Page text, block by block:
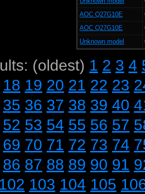
AOC Q27G10E
AOC Q27G10E
Unknown model
(oldest) 1 2 3 4
18 19 20 21 22 23
35 36 37 38 39 40
52 53 54 55 56 57
69 70 71 72 73 74
86 87 88 89 90 91
102 103 104 105